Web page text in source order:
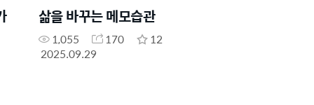
삶을 바꾸는 메모습관
1,055 170
12
2025.09.29